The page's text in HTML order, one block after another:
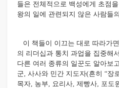
들은 전체적으로 백성에게 초점
왕의 일에 관련되지 않은 사람들
이 책들이 이끄는 대로 따라가
의 리더십과 통치 과업을 집중해
다른 여러 종류의 일꾼도 알아보
군, 사사와 민간 지도자(흔히 “장
목자, 농부, 요리사, 제빵사, 포도